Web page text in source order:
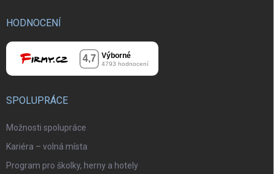
HODNOCENÍ
SPOLUPRÁCE
Možnosti spolupráce
Kariéra – volná místa
Program pro školky, herny a hotely